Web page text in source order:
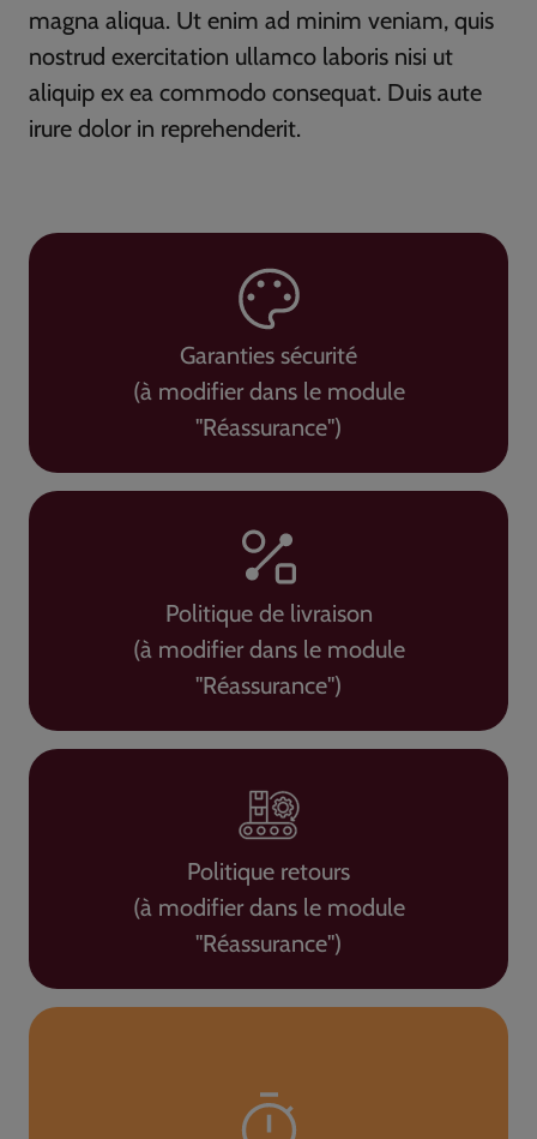
magna aliqua. Ut enim ad minim veniam, quis
nostrud exercitation ullamco laboris nisi ut
aliquip ex ea commodo consequat. Duis aute
irure dolor in reprehenderit.
Garanties sécurité
(à modifier dans le module
"Réassurance")
Politique de livraison
(à modifier dans le module
"Réassurance")
Politique retours
(à modifier dans le module
"Réassurance")